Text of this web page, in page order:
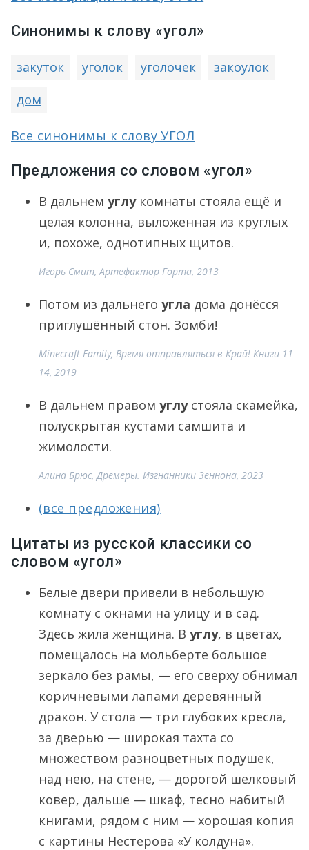
Синонимы к слову «угол»
закуток уголок уголочек
закоулок
дом
Все синонимы к слову УГОЛ
Предложения со словом «угол»
В дальнем углукомнаты стояла ещё и
целая колонна, выложенная из круглых
и, похоже, однотипных щитов.
Игорь Смит, Артефактор Горта, 2013
Потом из дальнего угла дома донёсся
приглушённый стон. Зомби!
Minecraft Family, Время отправляться в Край! Книги 11-
14, 2019
В дальнем правом углустояла скамейка,
полускрытая кустами самшита и
жимолости.
Алина Брюс, Дремеры. Изгнанники Зеннона, 2023
(все предложения)
Цитаты из русской классики со
словом «угол»
Белые двери привели в небольшую
комнату с окнами на улицу и в сад.
Здесь жила женщина. В углу, в цветах,
помещалось на мольберте большое
зеркало без рамы, — его сверху обнимал
коричневыми лапами деревянный
дракон. У стола — три глубоких кресла,
за дверью — широкая тахта со
множеством разноцветных подушек,
над нею, на стене, — дорогой шелковый
ковер, дальше — шкаф, тесно набитый
книгами, рядом с ним — хорошая копия
с картины Нестерова «У колдуна».